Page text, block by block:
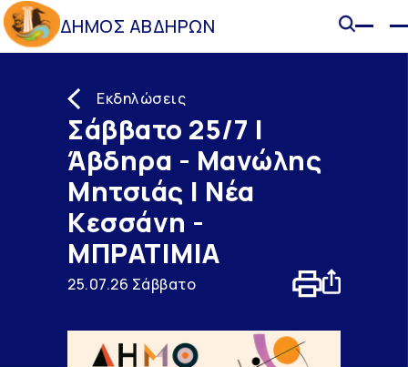
ΔΗΜΟΣ ΑΒΔΗΡΩΝ
Εκδηλώσεις
Σάββατο 25/7 |
Άβδηρα - Μανώλης
Μητσιάς | Νέα
Κεσσάνη -
ΜΠΡΑΤΙΜΙΑ
25.07.26 Σάββατο